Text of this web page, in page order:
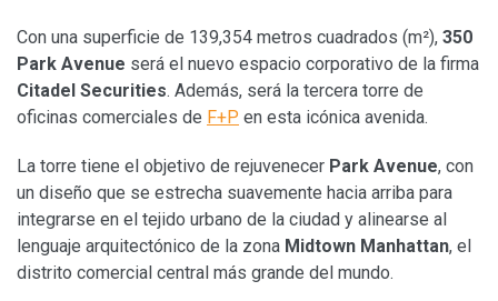
Con una superficie de 139,354 metros cuadrados (m²), 350
Park Avenue será el nuevo espacio corporativo de la firma
Citadel Securities. Además, será la tercera torre de
oficinas comerciales de F+P en esta icónica avenida.
La torre tiene el objetivo de rejuvenecer Park Avenue, con
un diseño que se estrecha suavemente hacia arriba para
integrarse en el tejido urbano de la ciudad y alinearse al
lenguaje arquitectónico de la zona Midtown Manhattan, el
distrito comercial central más grande del mundo.